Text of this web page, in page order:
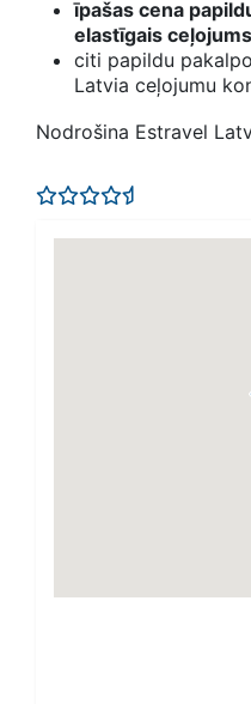
īpašas cena
elastīgais
citi papildu
Latvia ceļojumu
Nodrošina Estravel